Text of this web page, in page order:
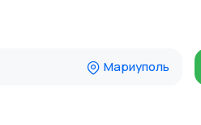
Мариуполь